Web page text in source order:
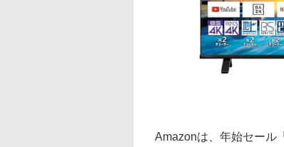
Amazonは、年始セール